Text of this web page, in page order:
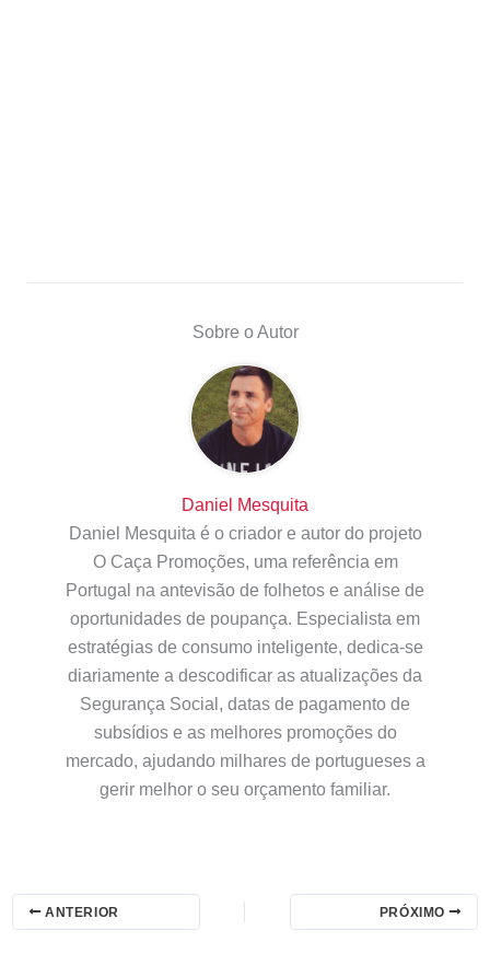
Sobre o Autor
Daniel Mesquita
Daniel Mesquita é o criador e autor do projeto
O Caça Promoções, uma referência em
Portugal na antevisão de folhetos e análise de
oportunidades de poupança. Especialista em
estratégias de consumo inteligente, dedica-se
diariamente a descodificar as atualizações da
Segurança Social, datas de pagamento de
subsídios e as melhores promoções do
mercado, ajudando milhares de portugueses a
gerir melhor o seu orçamento familiar.
ANTERIOR PRÓXIMO